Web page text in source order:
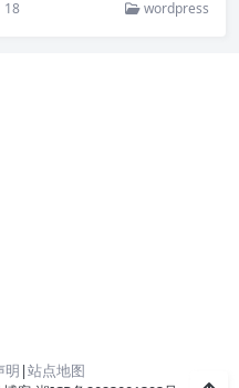
18 wordpress
明 |站点地图